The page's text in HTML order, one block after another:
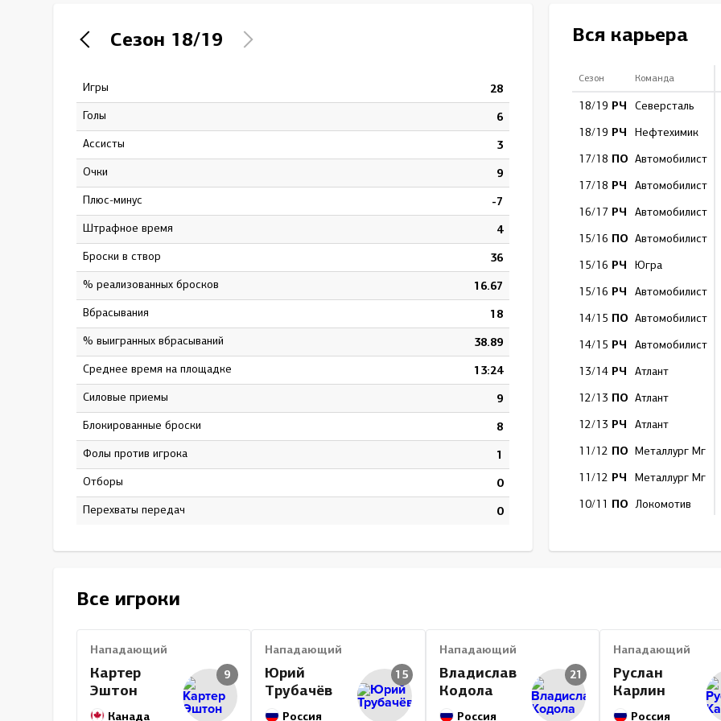
Северсталь
Сезон 18/19
Игры 28
Голы 6
Ассисты 3
Очки 9
Плюс-минус -7
штрафное время 4
Броски в створ 36
% реализованных бросков 16.67
Вбрасывания 18
% выигранных вбрасываний 38.89
Среднее время на площадке 13:24
Силовые приемы 9
Блокированные броски 8
Фолы против игрока 1
Отборы 0
Перехваты передач 0
Вся карьера
Сезон Команда
18/19 РЧ Северсталь
18/19 РЧ Нефтехимик
17/18 ПО Автомобилист
17/18 РЧ Автомобилист
16/17 РЧ Автомобилист
15/16 ПО Автомобилист
15/16 РЧ Югра
15/16 РЧ Автомобилист
14/15 ПО Автомобилист
14/15 РЧ Автомобилист
13/14 РЧ Атлант
12/13 ПО Атлант
12/13 РЧ Атлант
11/12 ПО Металлург Мг
11/12 РЧ Металлург Мг
10/11 ПО Локомотив
ПО
Итог
Все игроки
Нападающий
Картер
Эштон
Канада
9
Нападающий
Юрий
Трубачёв
Россия
15
Нападающий
Владислав
Кодола
Россия
21
Нападающий
Руслан
Карлин
Россия